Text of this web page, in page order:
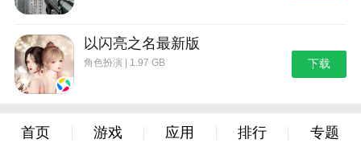
以闪亮之名最新版
角色扮演 | 1.97 GB 下载
首页 游戏 应用 排行 专题